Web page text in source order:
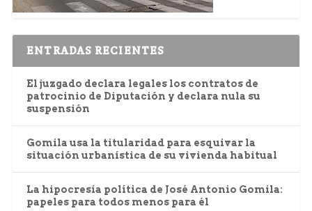
ENTRADAS RECIENTES
El juzgado declara legales los contratos de
patrocinio de Diputación y declara nula su
suspensión
Gomila usa la titularidad para esquivar la
situación urbanística de su vivienda habitual
La hipocresía política de José Antonio Gomila:
papeles para todos menos para él